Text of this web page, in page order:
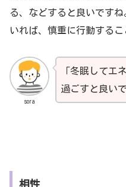
る、などすると良いです
いれば、慎重に行動するこ
sora
「冬眠してエ
過ごすと良い
相性